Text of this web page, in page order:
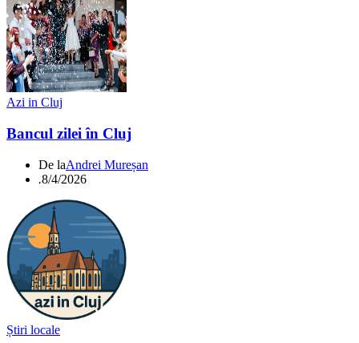
Azi in Cluj
Bancul zilei în Cluj
De laAndrei Mureșan
.8/4/2026
Știri locale